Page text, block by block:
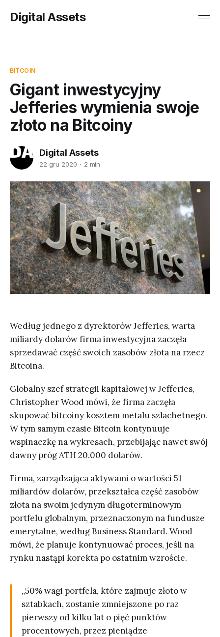
Digital Assets
BITCOIN
Gigant inwestycyjny
Jefferies wymienia swoje
złoto na Bitcoiny
Digital Assets
22 gru 2020 2 min
Według jednego z dyrektorów Jefferies, warta
miliardy dolarów firma inwestycyjna zaczęła
sprzedawać część swoich zasobów złota na rzecz
Bitcoina.
Globalny szef strategii kapitałowej w Jefferies,
Christopher Wood mówi, że firma zaczęła
skupować bitcoiny kosztem metalu szlachetnego.
W tym samym czasie Bitcoin kontynuuje
wspinaczkę na wykresach, przebijając nawet swój
dawny próg ATH 20.000 dolarów.
Firma, zarządzająca aktywami o wartości 51
miliardów dolarów, przekształca część zasobów
złota na swoim jedynym długoterminowym
portfelu globalnym, przeznaczonym na fundusze
emerytalne, według Business Standard. Wood
mówi, że planuje kontynuować proces, jeśli na
rynku nastąpi korekta po ostatnim wzroście.
„50% wagi portfela, które zajmuje złoto w
sztabkach, zostanie zmniejszone po raz
pierwszy od kilku lat o pięć punktów
procentowych, przez pieniądze